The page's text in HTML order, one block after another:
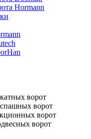
Hormann